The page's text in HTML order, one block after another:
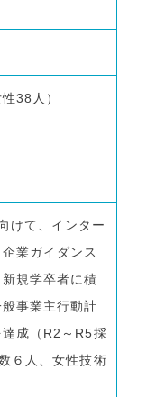
38人）
けて、インター
業ガイダンス
規学卒者に積
事業主行動計
成（R2～R5採
６人、女性技術